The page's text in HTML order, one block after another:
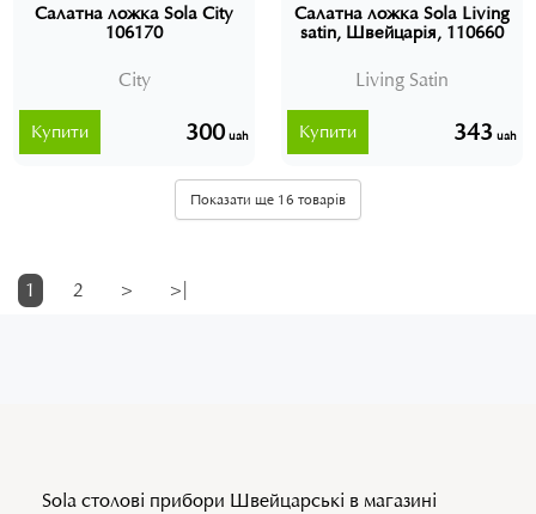
Салатна ложка Sola City
106170
City
300 uah
Купити
Салатна ложка Sola Living
satin, Швейцарія, 110660
Living Satin
343 uah
Купити
Показати ще 16 товарів
1 2 > >|
Sola столові прибори Швейцарські в магазині